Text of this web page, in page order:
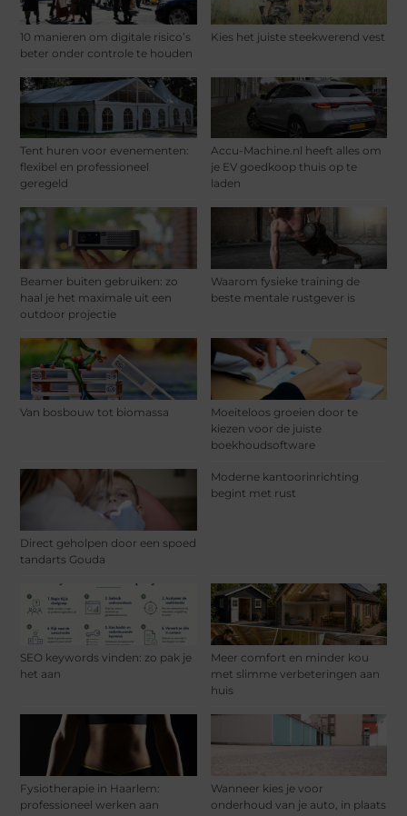
10 manieren om digitale risico’s
beter onder controle te houden
Kies het juiste steekwerend vest
Tent huren voor evenementen:
flexibel en professioneel
geregeld
Accu-Machine.nl heeft alles om
je EV goedkoop thuis op te
laden
Beamer buiten gebruiken: zo
haal je het maximale uit een
outdoor projectie
Waarom fysieke training de
beste mentale rustgever is
Van bosbouw tot biomassa
Moeiteloos groeien door te
kiezen voor de juiste
boekhoudsoftware
Direct geholpen door een spoed
tandarts Gouda
Moderne kantoorinrichting
begint met rust
SEO keywords vinden: zo pak je
het aan
Meer comfort en minder kou
met slimme verbeteringen aan
huis
Fysiotherapie in Haarlem:
professioneel werken aan
Wanneer kies je voor
onderhoud van je auto, in plaats